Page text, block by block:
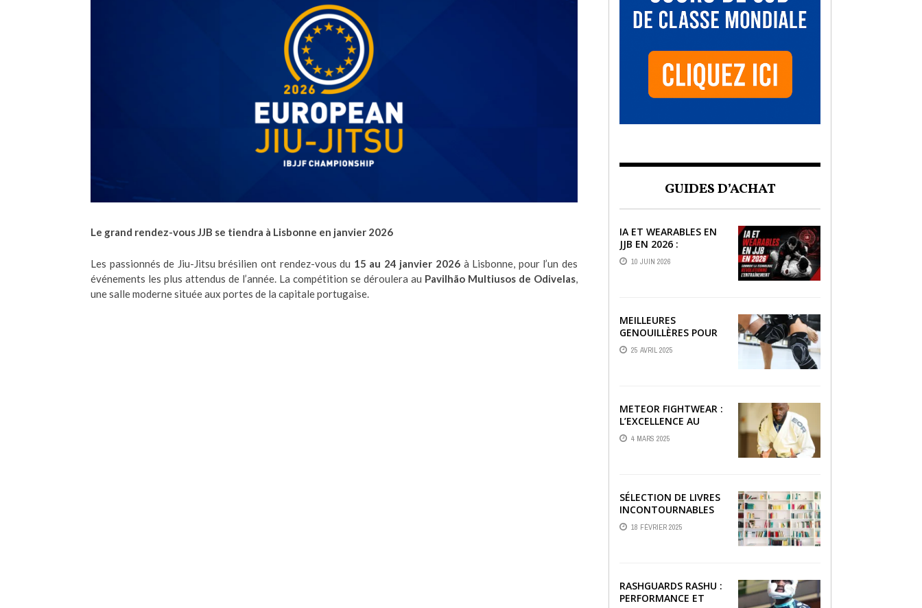
Le grand rendez-vous JJB se tiendra à Lisbonne en janvier 2026
Les passionnés de Jiu-Jitsu brésilien ont rendez-vous du 15 au 24 janvier 2026 à Lisbonne, pour l’un des
événements les plus attendus de l’année. La compétition se déroulera au Pavilhão Multiusos de Odivelas,
une salle moderne située aux portes de la capitale portugaise.
GUIDES D’ACHAT
IA ET WEARABLES EN
JJB EN 2026 :
COMMENT LA
TECHNOLOGIE
10 JUIN 2026
MEILLEURES
GENOUILLÈRES POUR
LE JIU JITSU BRÉSILIEN
ET GRAPPLING
25 AVRIL 2025
METEOR FIGHTWEAR :
L’EXCELLENCE AU
SERVICE DES
COMBATTANTS
4 MARS 2025
SÉLECTION DE LIVRES
INCONTOURNABLES
SUR LE JJB
18 FÉVRIER 2025
RASHGUARDS RASHU :
PERFORMANCE ET